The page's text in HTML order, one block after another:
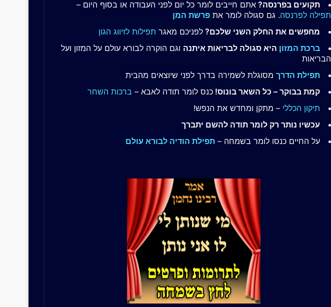
תקועים בפרנסה? אתם חייבים לומר כל יום לפני העבודה או בסוף היום –
תפילה לפרנסה. גם סגולה לומר את פרשת המן
מחפשים את החלק השני שלכם? לפניכם מאגר תפילות לזיווג הגון
ברכת המזון היא סגולה לבריאות איתנה וגם הוקרה לבורא עולם על המזון ועל
הבריאות
תפילת הדרך מסוגלת לשמירה בדרך לפני שיוצאים מהבית
קמת בבוקר – כל השאר בונוס! כנס לומר תודה לאבא – ברכות השחר
תיקון הכללי – מתקן ומחדש את הנפש!
עכשיו נותר רק לומר תודה להשם יתברך
על החיים כנסו לומר בשמחה – תפילת הודיה לבורא עולם